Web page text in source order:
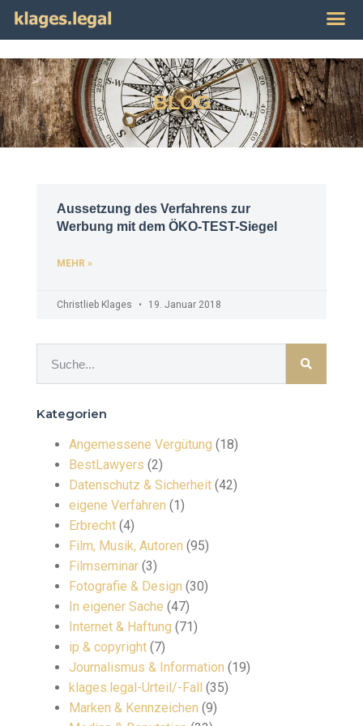
BLOG
Aussetzung des Verfahrens zur
Werbung mit dem ÖKO-TEST-Siegel
MEHR »
Christlieb Klages 19. Januar 2018
Kategorien
Angemessene Vergütung (18)
BestLawyers (2)
Datenschutz & Sicherheit (42)
eigene Verfahren (1)
Erbrecht (4)
Film, Musik, Autoren (95)
Filmseminar (3)
Fotografie & Design (30)
In eigener Sache (47)
Internet & Haftung (71)
ip & copyright (7)
Journalismus & Information (19)
klages.legal-Urteil/-Fall (35)
Marken & Kennzeichen (9)